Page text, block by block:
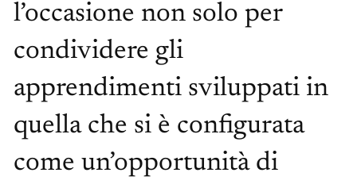
l’occasione non solo per
condividere gli
apprendimenti sviluppati in
quella che si è configurata
come un’opportunità di